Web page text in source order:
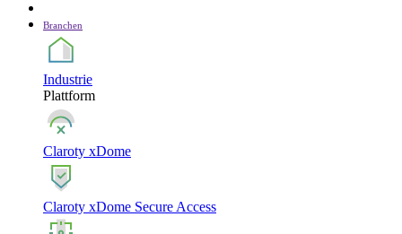
Branchen
Industrie
Plattform
Claroty xDome
Claroty xDome Secure Access